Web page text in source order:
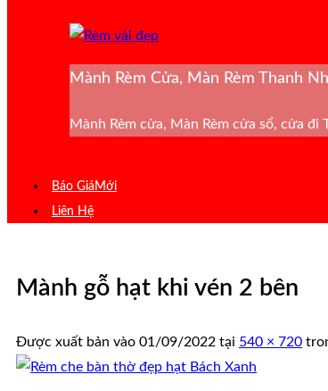
Mành Rèm Cửa, Màn Rèm Thanh
Mành Rèm cửa, Màn Rèm cửa sổ, cửa
Báo Giá
Liên Hệ
Mành gỗ hạt khi vén 2 bên
Được xuất bản vào 01/09/2022 tại 540 × 720